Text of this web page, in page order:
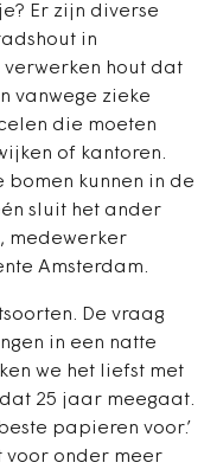
Er zijn diverse
in
verwerken hout dat
vanwege zieke
die moeten
of kantoren.
bomen kunnen in de
sluit het ander
medewerker
Amsterdam.
De vraag
in een natte
we het liefst met
25 jaar meegaat.
papieren voor.’
voor onder meer